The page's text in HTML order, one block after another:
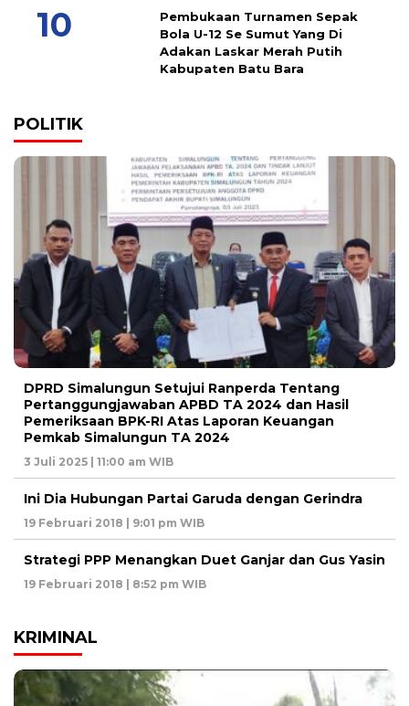
Pembukaan Turnamen Sepak
Bola U-12 Se Sumut Yang Di
Adakan Laskar Merah Putih
Kabupaten Batu Bara
POLITIK
DPRD Simalungun Setujui Ranperda Tentang
Pertanggungjawaban APBD TA 2024 dan Hasil
Pemeriksaan BPK-RI Atas Laporan Keuangan
Pemkab Simalungun TA 2024
3 Juli 2025 | 11:00 am WIB
Ini Dia Hubungan Partai Garuda dengan Gerindra
19 Februari 2018 | 9:01 pm WIB
Strategi PPP Menangkan Duet Ganjar dan Gus Yasin
19 Februari 2018 | 8:52 pm WIB
KRIMINAL